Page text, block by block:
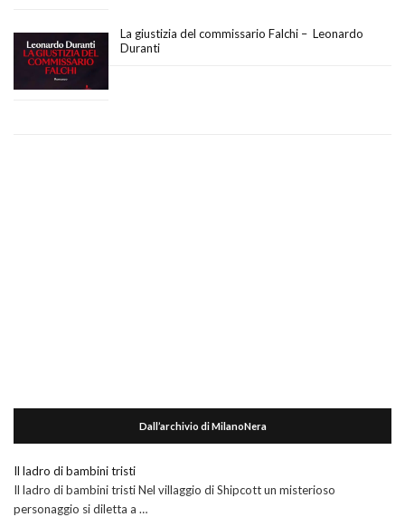
La giustizia del commissario Falchi – Leonardo
Duranti
Dall’archivio di MilanoNera
Il ladro di bambini tristi
Il ladro di bambini tristi Nel villaggio di Shipcott un misterioso
personaggio si diletta a …